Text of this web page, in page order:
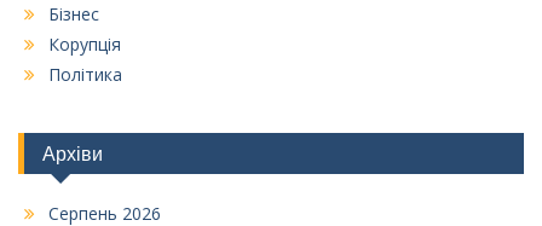
Бізнес
Корупція
Політика
Архіви
Серпень 2026